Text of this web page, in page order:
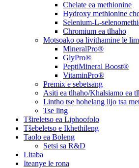
Chelate ea methionine
Hydroxy methionine
Selenium-L-
Chromium ea tlhaho
Motsoako oa livithamine le
MineralPro®
GlyPro®
PeptiMineral Boost®
VitaminPro®
Premix e sebetsang
Asiti ea tlhaho/Khalsiamo ea
Lintho tse hohelang lijo tsa
Tse ling
Tšireletso ea Liphoofolo
Tšebeletso e Ikhethileng
Taolo ea Boleng
Setsi sa R&D
Litaba
Iteanye le rona